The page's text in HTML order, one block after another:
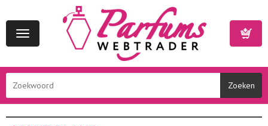
Toggle
navigation